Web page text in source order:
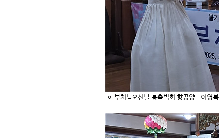
ㅇ 부처님오신날 봉축법회 향공양 - 이영